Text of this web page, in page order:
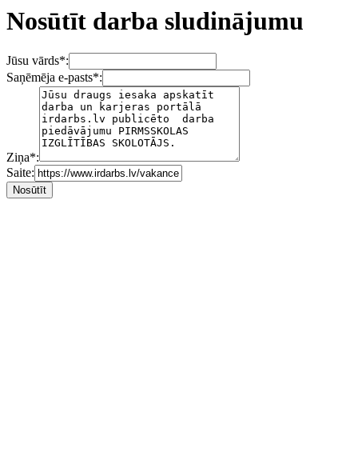
Nosūtīt darba sludinājumu
Jūsu vārds*:
Saņēmēja e-pasts*:
Ziņa*:
Saite: